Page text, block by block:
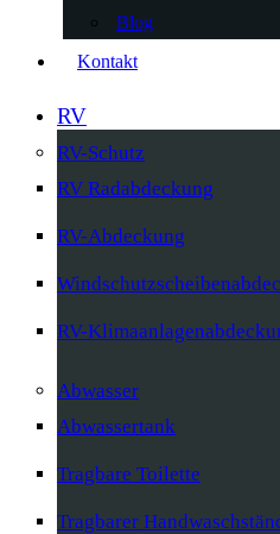
Blog
Kontakt
RV
RV-Schutz
RV Radabdeckung
RV-Abdeckung
RV-
Abwasser
Abwassertank
Tragbare Toilette
Tragbarer